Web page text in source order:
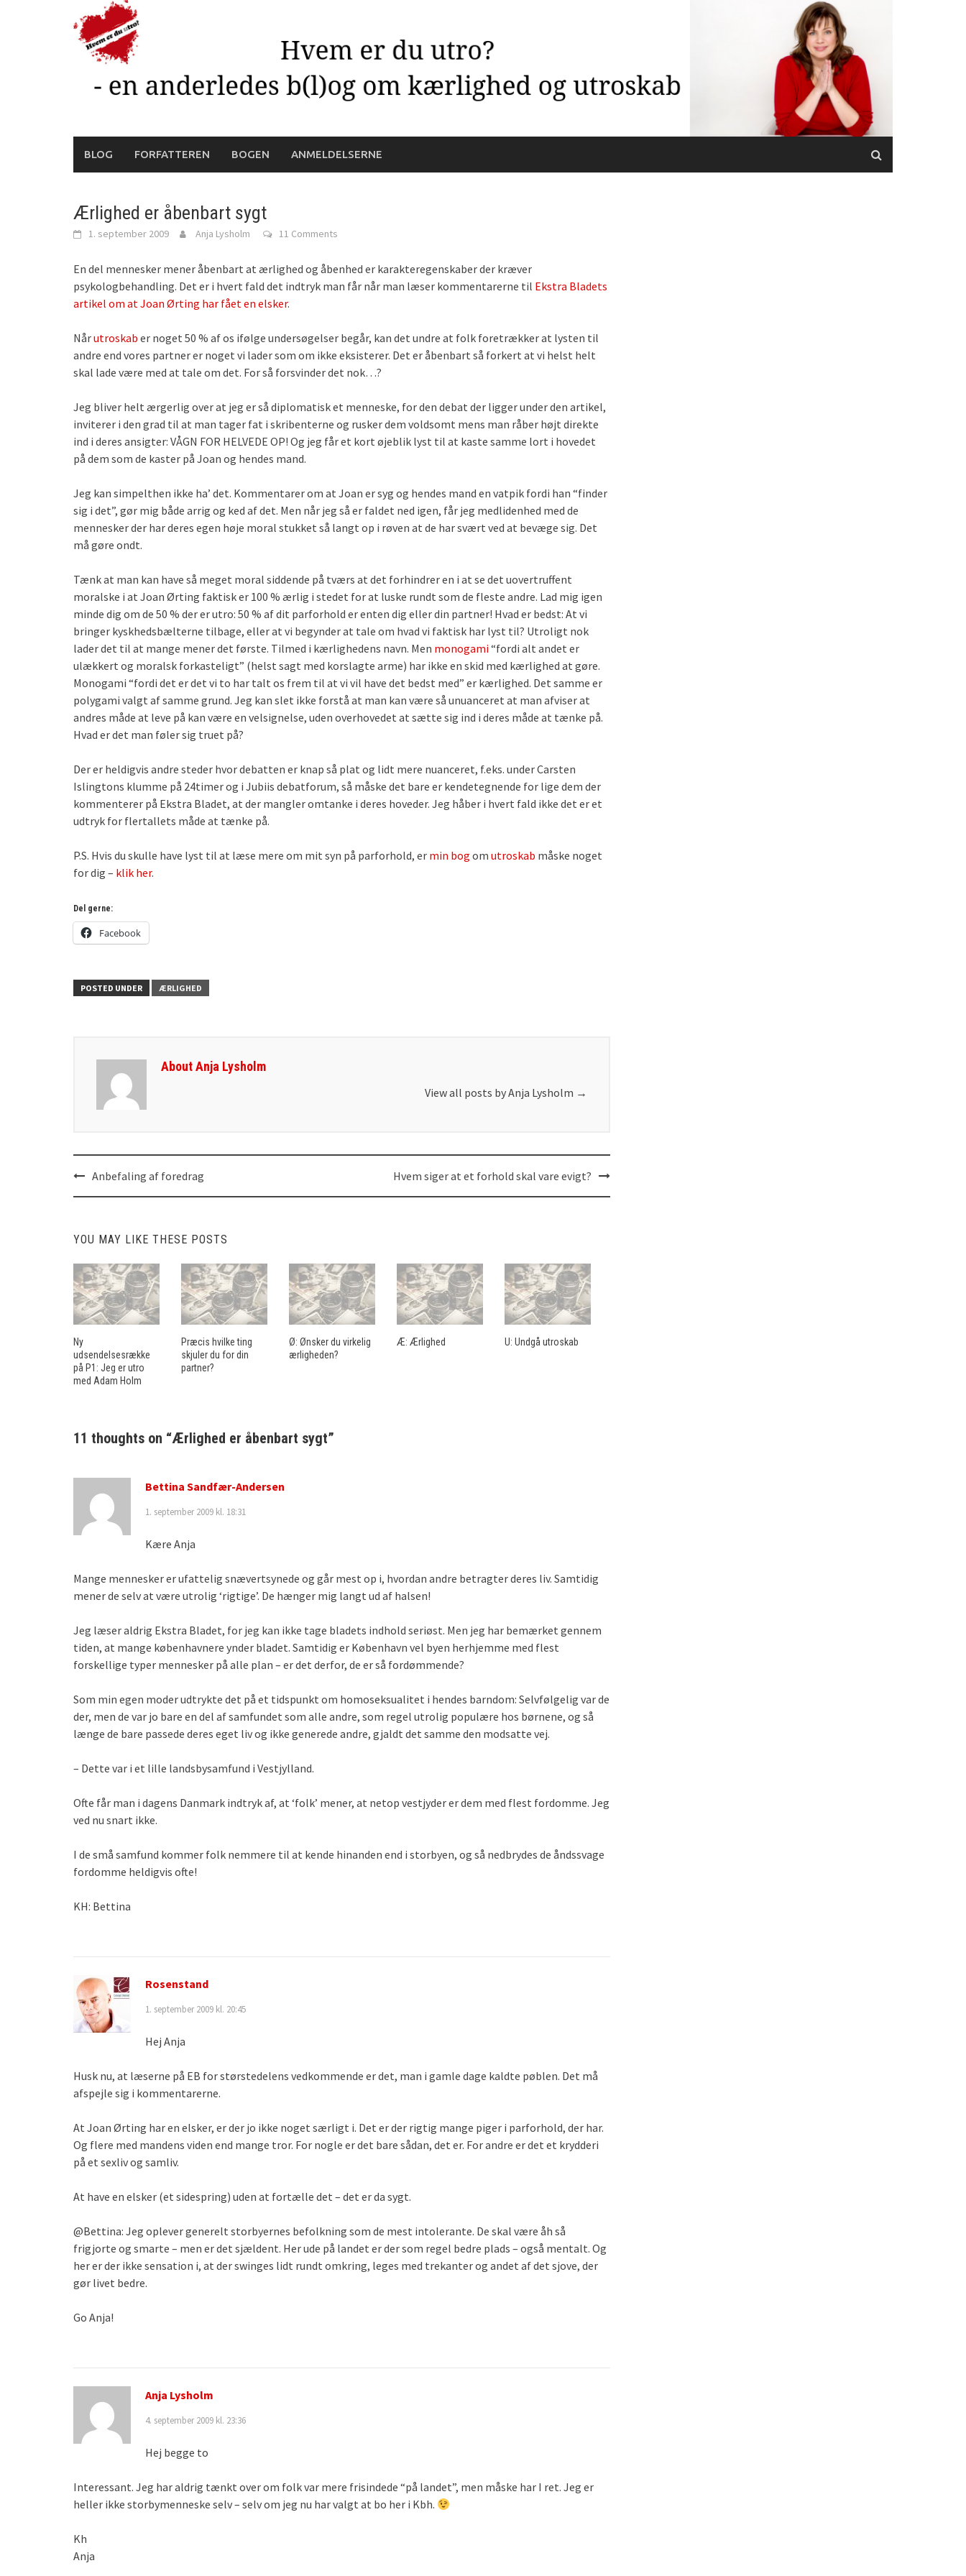
BLOG FORFATTEREN BOGEN ANMELDELSERNE
Ærlighed er åbenbart sygt
1. september 2009 Anja Lysholm 11 Comments
En del mennesker mener åbenbart at ærlighed og åbenhed er karakteregenskaber der kræver
psykologbehandling. Det er i hvert fald det indtryk man får når man læser kommentarerne til Ekstra Bladets
artikel om at Joan Ørting har fået en elsker.
Nårutroskab er noget 50 % af os ifølge undersøgelser begår, kan det undre at folk foretrækker at lysten til
andre end vores partner er noget vi lader som om ikke eksisterer. Det er åbenbart så forkert at vi helst helt
skal lade være med at tale om det. For så forsvinder det nok…?
Jeg bliver helt ærgerlig over at jeg er så diplomatisk et menneske, for den debat der ligger under den artikel,
inviterer i den grad til at man tager fat i skribenterne og rusker dem voldsomt mens man råber højt direkte
ind i deres ansigter: VÅGN FOR HELVEDE OP! Og jeg får et kort øjeblik lyst til at kaste samme lort i hovedet
på dem som de kaster på Joan og hendes mand.
Jeg kan simpelthen ikke ha’ det. Kommentarer om at Joan er syg og hendes mand en vatpik fordi han “finder
sig i det”, gør mig både arrig og ked af det. Men når jeg så er faldet ned igen, får jeg medlidenhed med de
mennesker der har deres egen høje moral stukket så langt op i røven at de har svært ved at bevæge sig. Det
må gøre ondt.
Tænk at man kan have så meget moral siddende på tværs at det forhindrer en i at se det uovertruffent
moralske i at Joan Ørting faktisk er 100 % ærlig i stedet for at luske rundt som de fleste andre. Lad mig igen
minde dig om de 50 % der er utro: 50 % af dit parforhold er enten dig eller din partner! Hvad er bedst: At vi
bringer kyskhedsbælterne tilbage, eller at vi begynder at tale om hvad vi faktisk har lyst til? Utroligt nok
lader det til at mange mener det første. Tilmed i kærlighedens navn. Men monogami“fordi alt andet er
ulækkert og moralsk forkasteligt” (helst sagt med korslagte arme) har ikke en skid med kærlighed at gøre.
Monogami “fordi det er det vi to har talt os frem til at vi vil have det bedst med” er kærlighed. Det samme er
polygami valgt af samme grund. Jeg kan slet ikke forstå at man kan være så unuanceret at man afviser at
andres måde at leve på kan være en velsignelse, uden overhovedet at sætte sig ind i deres måde at tænke på.
Hvad er det man føler sig truet på?
Der er heldigvis andre steder hvor debatten er knap så plat og lidt mere nuanceret, f.eks. under Carsten
Islingtons klumme på 24timer og i Jubiis debatforum, så måske det bare er kendetegnende for lige dem der
kommenterer på Ekstra Bladet, at der mangler omtanke i deres hoveder. Jeg håber i hvert fald ikke det er et
udtryk for flertallets måde at tænke på.
P.S. Hvis du skulle have lyst til at læse mere om mit syn på parforhold, er min bog om utroskab måske noget
for dig – klik her.
Del gerne:
Facebook
POSTED UNDER ÆRLIGHED
About Anja Lysholm
View all posts by Anja Lysholm →
Anbefaling af foredrag Hvem siger at et forhold skal vare evigt?
YOU MAY LIKE THESE POSTS
Ny
udsendelsesrække
på P1: Jeg er utro
med Adam Holm
Præcis hvilke ting
skjuler du for din
partner?
Ø: Ønsker du virkelig
ærligheden?
Æ: Ærlighed U: Undgå utroskab
11 thoughts on “Ærlighed er åbenbart sygt”
Bettina Sandfær-Andersen
1. september 2009 kl. 18:31
Kære Anja
Mange mennesker er ufattelig snævertsynede og går mest op i, hvordan andre betragter deres liv. Samtidig
mener de selv at være utrolig ‘rigtige’. De hænger mig langt ud af halsen!
Jeg læser aldrig Ekstra Bladet, for jeg kan ikke tage bladets indhold seriøst. Men jeg har bemærket gennem
tiden, at mange københavnere ynder bladet. Samtidig er København vel byen herhjemme med flest
forskellige typer mennesker på alle plan – er det derfor, de er så fordømmende?
Som min egen moder udtrykte det på et tidspunkt om homoseksualitet i hendes barndom: Selvfølgelig var de
der, men de var jo bare en del af samfundet som alle andre, som regel utrolig populære hos børnene, og så
længe de bare passede deres eget liv og ikke generede andre, gjaldt det samme den modsatte vej.
– Dette var i et lille landsbysamfund i Vestjylland.
Ofte får man i dagens Danmark indtryk af, at ‘folk’ mener, at netop vestjyder er dem med flest fordomme. Jeg
ved nu snart ikke.
I de små samfund kommer folk nemmere til at kende hinanden end i storbyen, og så nedbrydes de åndssvage
fordomme heldigvis ofte!
KH: Bettina
Rosenstand
1. september 2009 kl. 20:45
Hej Anja
Husk nu, at læserne på EB for størstedelens vedkommende er det, man i gamle dage kaldte pøblen. Det må
afspejle sig i kommentarerne.
At Joan Ørting har en elsker, er der jo ikke noget særligt i. Det er der rigtig mange piger i parforhold, der har.
Og flere med mandens viden end mange tror. For nogle er det bare sådan, det er. For andre er det et krydderi
på et sexliv og samliv.
At have en elsker (et sidespring) uden at fortælle det – det er da sygt.
@Bettina: Jeg oplever generelt storbyernes befolkning som de mest intolerante. De skal være åh så
frigjorte og smarte – men er det sjældent. Her ude på landet er der som regel bedre plads – også mentalt. Og
her er der ikke sensation i, at der swinges lidt rundt omkring, leges med trekanter og andet af det sjove, der
gør livet bedre.
Go Anja!
Anja Lysholm
4. september 2009 kl. 23:36
Hej begge to
Interessant. Jeg har aldrig tænkt over om folk var mere frisindede “på landet”, men måske har I ret. Jeg er
heller ikke storbymenneske selv – selv om jeg nu har valgt at bo her i Kbh.
Kh
Anja